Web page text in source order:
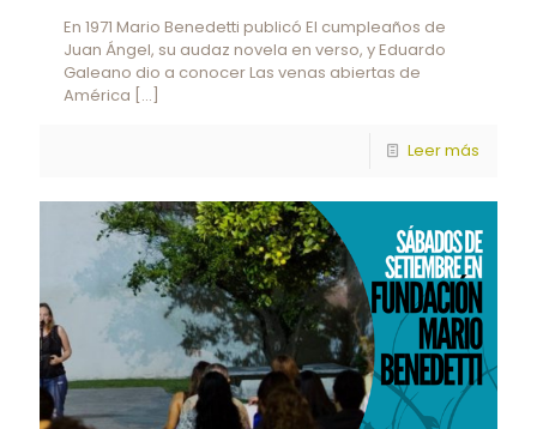
En 1971 Mario Benedetti publicó El cumpleaños de
Juan Ángel, su audaz novela en verso, y Eduardo
Galeano dio a conocer Las venas abiertas de
América […]
Leer más